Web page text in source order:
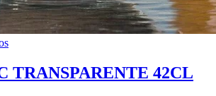
TRANSPARENTE 42CL